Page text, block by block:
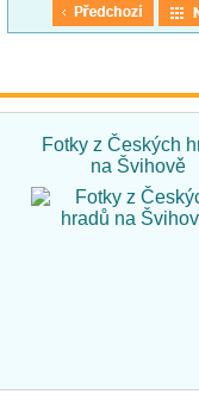
Fotky z Českých
na Švihově